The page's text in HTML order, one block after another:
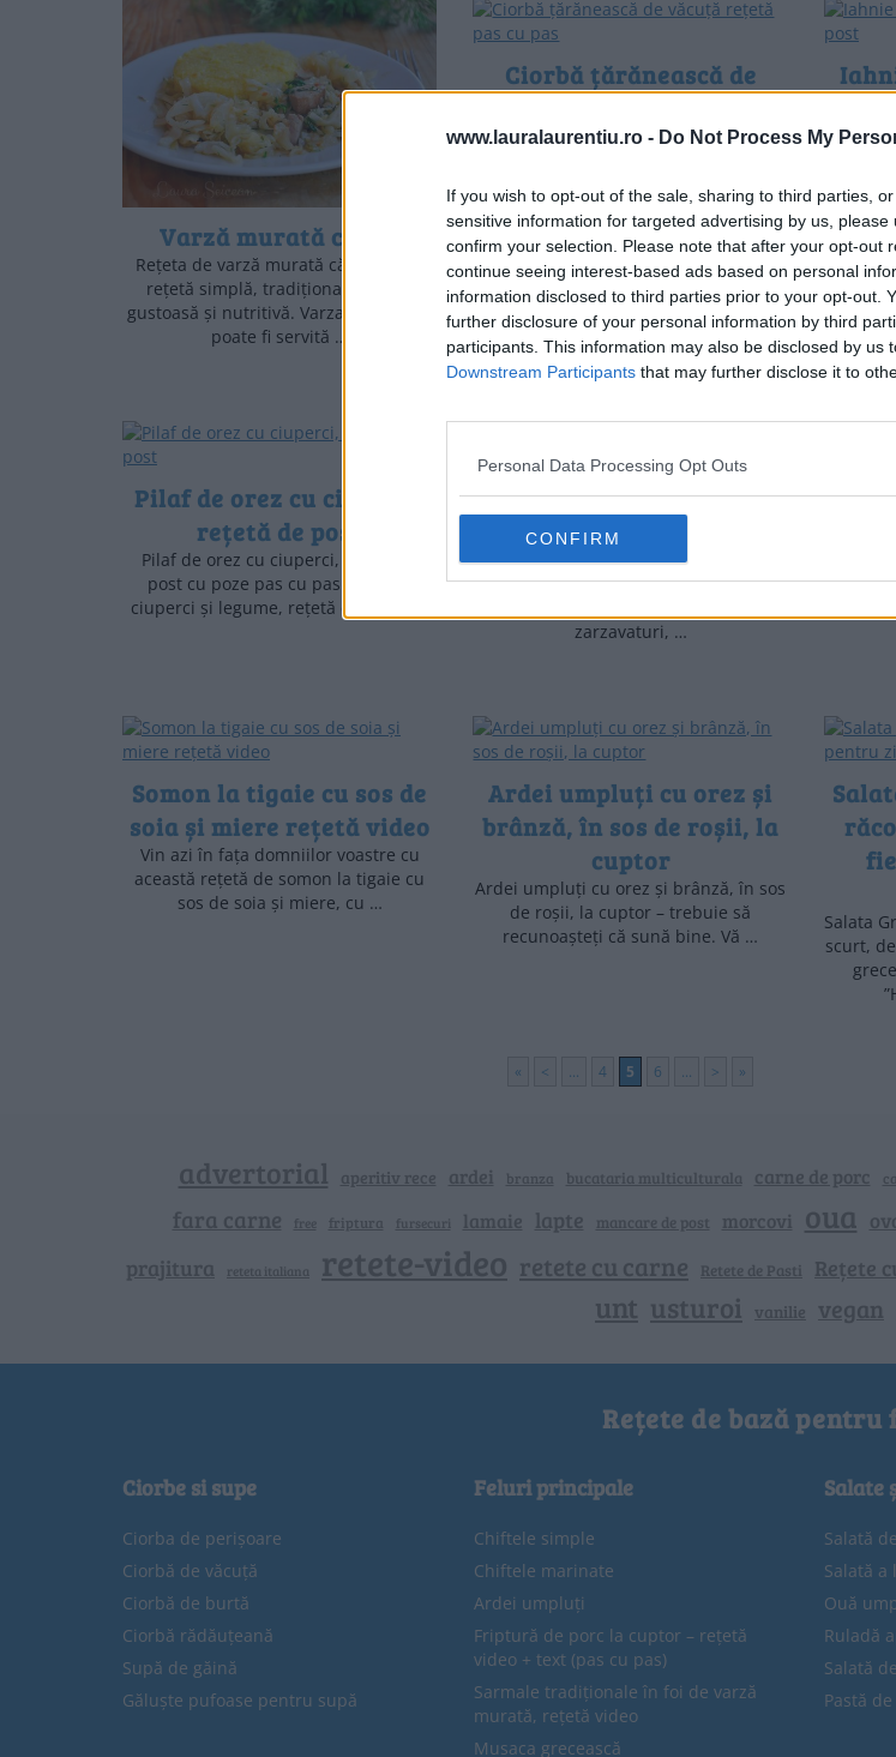
www.lauralaurentiu.ro - Do Not Process My
If you wish to opt-out of the sale, sharing to third parties,
sensitive information for targeted advertising by us,
confirm your selection. Please note that after your opt-out
continue seeing interest-based ads based on personal
information disclosed to third parties prior to your opt-out.
further disclosure of your personal information by third
participants. This information may also be disclosed by us
Downstream Participants that may further disclose it to
Personal Data Processing Opt Outs
CONFIRM
Varză murată călită
Rețeta de varză murată călită este o
rețetă simplă, tradițională, foarte
gustoasă și nutritivă. Varza acră călită
poate fi servită …
Ciorbă țărănească de
Ciorbă țărănească de văcuță rețetă
zarzavaturi. …
Iahnie
Pilaf de orez cu ciuperci,
rețetă de post
Pilaf de orez cu ciuperci, rețetă de
post cu poze pas cu pas. Orez cu
ciuperci și legume, rețetă culinară. …
Ciorbă de conopidă, rețetă
fără carne
Ciorbă de conopidă fără carne, rețetă
culinară cu imagini. Cum se face
zarzavaturi, …
iarnă,
Somon la tigaie cu sos de
soia și miere rețetă video
Vin azi în fața domniilor voastre cu
această rețetă de somon la tigaie cu
sos de soia și miere, cu …
Ardei umpluți cu orez și
brânză, în sos de roșii, la
cuptor
Ardei umpluți cu orez și brânză, în sos
de roșii, la cuptor – trebuie să
recunoașteți că sună bine. Vă …
Salata
scurt,
« < ... 4 5 6 ... > »
advertorial aperitiv rece ardei branza bucataria multiculturala carne de porc
fara carne free friptura fursecuri lamaie lapte mancare de post morcovi oua
prajitura reteta italiana retete-video retete cu carne Retete de Pasti Rețete
unt usturoi vanilie vegan
Rețete de bază pentru
Ciorbe si supe
Ciorba de perișoare
Ciorbă de văcuță
Ciorbă de burtă
Ciorbă rădăuțeană
Supă de găină
Găluște pufoase pentru supă
Feluri principale
Chiftele simple
Chiftele marinate
Ardei umpluți
Friptură de porc la cuptor – rețetă
video + text (pas cu pas)
Sarmale tradiționale în foi de varză
murată, rețetă video
Musaca grecească
Salate
Salată
Salată a
Ouă
Ruladă
Salată
Pastă